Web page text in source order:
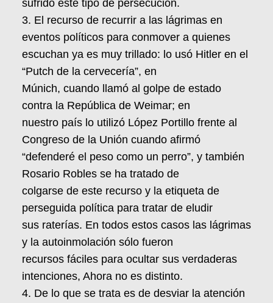
sufrido este tipo de persecución.
3. El recurso de recurrir a las lágrimas en
eventos políticos para conmover a quienes
escuchan ya es muy trillado: lo usó Hitler en el
“Putch de la cervecería”, en
Múnich, cuando llamó al golpe de estado
contra la República de Weimar; en
nuestro país lo utilizó López Portillo frente al
Congreso de la Unión cuando afirmó
“defenderé el peso como un perro”, y también
Rosario Robles se ha tratado de
colgarse de este recurso y la etiqueta de
perseguida política para tratar de eludir
sus raterías. En todos estos casos las lágrimas
y la autoinmolación sólo fueron
recursos fáciles para ocultar sus verdaderas
intenciones, Ahora no es distinto.
4. De lo que se trata es de desviar la atención